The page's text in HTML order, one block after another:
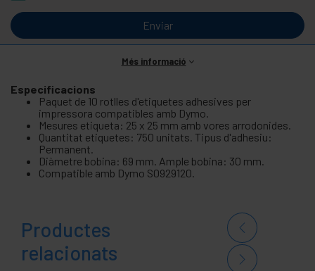
Enviar
Més informació
Especificacions
Paquet de 10 rotlles d'etiquetes adhesives per
impressora compatibles amb Dymo.
Mesures etiqueta: 25 x 25 mm amb vores arrodonides.
Quantitat etiquetes: 750 unitats. Tipus d'adhesiu:
Permanent.
Diàmetre bobina: 69 mm. Ample bobina: 30 mm.
Compatible amb Dymo S0929120.
Productes
relacionats